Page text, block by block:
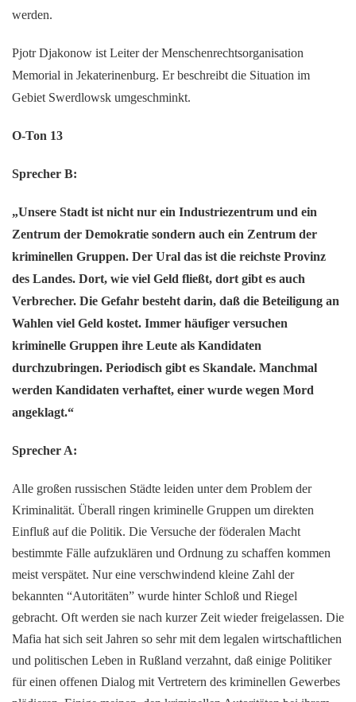
werden.
Pjotr Djakonow ist Leiter der Menschenrechtsorganisation
Memorial in Jekaterinenburg. Er beschreibt die Situation im
Gebiet Swerdlowsk umgeschminkt.
O-Ton 13
Sprecher B:
„Unsere Stadt ist nicht nur ein Industriezentrum und ein
Zentrum der Demokratie sondern auch ein Zentrum der
kriminellen Gruppen. Der Ural das ist die reichste Provinz
des Landes. Dort, wie viel Geld fließt, dort gibt es auch
Verbrecher. Die Gefahr besteht darin, daß die Beteiligung an
Wahlen viel Geld kostet. Immer häufiger versuchen
kriminelle Gruppen ihre Leute als Kandidaten
durchzubringen. Periodisch gibt es Skandale. Manchmal
werden Kandidaten verhaftet, einer wurde wegen Mord
angeklagt.“
Sprecher A:
Alle großen russischen Städte leiden unter dem Problem der
Kriminalität. Überall ringen kriminelle Gruppen um direkten
Einfluß auf die Politik. Die Versuche der föderalen Macht
bestimmte Fälle aufzuklären und Ordnung zu schaffen kommen
meist verspätet. Nur eine verschwindend kleine Zahl der
bekannten “Autoritäten” wurde hinter Schloß und Riegel
gebracht. Oft werden sie nach kurzer Zeit wieder freigelassen. Die
Mafia hat sich seit Jahren so sehr mit dem legalen wirtschaftlichen
und politischen Leben in Rußland verzahnt, daß einige Politiker
für einen offenen Dialog mit Vertretern des kriminellen Gewerbes